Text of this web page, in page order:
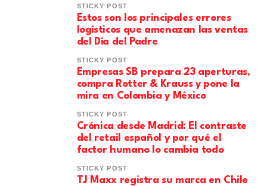
STICKY POST
Estos son los principales errores
logísticos que amenazan las ventas
del Día del Padre
STICKY POST
Empresas SB prepara 23 aperturas,
compra Rotter & Krauss y pone la
mira en Colombia y México
STICKY POST
​Crónica desde Madrid: El contraste
del retail español y por qué el
factor humano lo cambia todo
STICKY POST
TJ Maxx registra su marca en Chile